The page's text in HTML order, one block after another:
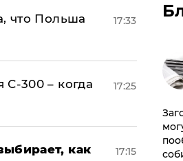
что Польша
17:33
300 – когда
17:25
как
17:15